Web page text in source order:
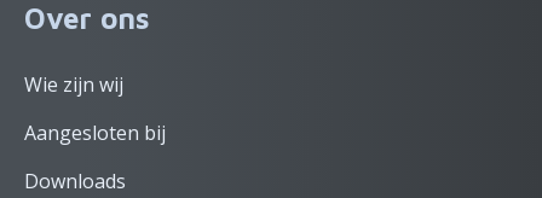
Over ons
Wie zijn wij
Aangesloten bij
Downloads